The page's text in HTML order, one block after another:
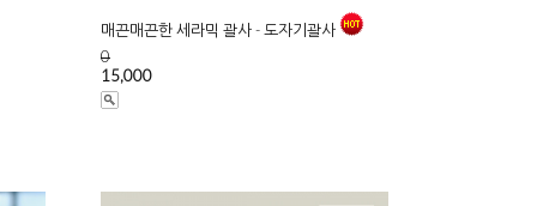
매끈매끈한 세라믹 괄사 - 도자기괄사
0
15,000